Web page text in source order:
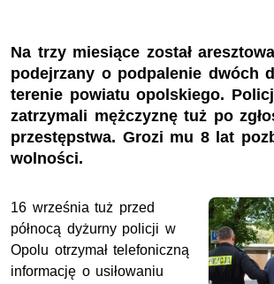
Na trzy miesiące został
podejrzany o podpalenie dwóch
terenie powiatu opolskiego.
zatrzymali mężczyznę tuż po
przestępstwa. Grozi mu 8 lat
wolności.
16 września tuż przed
północą dyżurny policji w
Opolu otrzymał telefoniczną
informację o usiłowaniu